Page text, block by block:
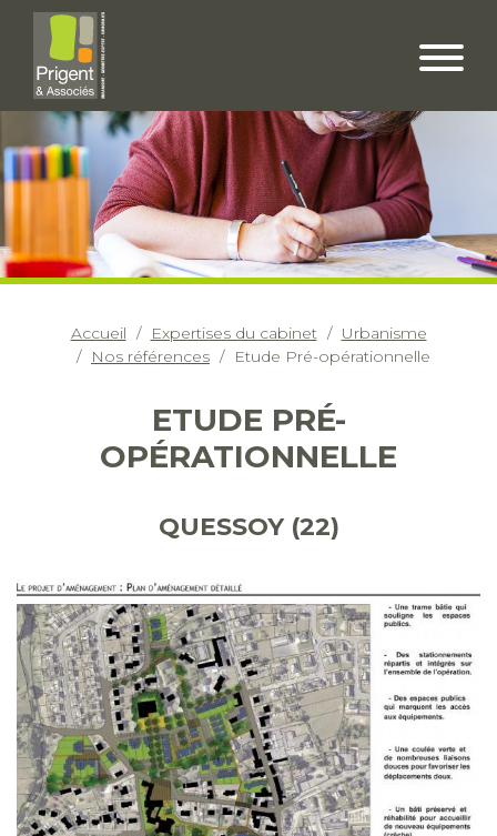
Accueil Expertises du cabinet
Urbanisme
Nos références
Etude Pré-opérationnelle
ETUDE PRÉ-
OPÉRATIONNELLE
QUESSOY (22)